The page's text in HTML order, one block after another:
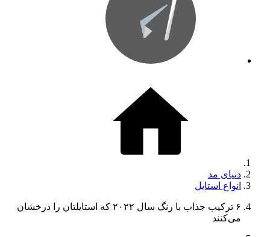
دنیای مد
انواع استایل
۶ ترکیب جذاب با رنگ سال ۲۰۲۲ که استایلتان را درخشان
می‌کنند